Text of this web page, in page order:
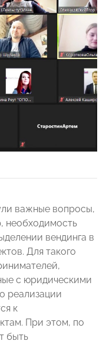
важные вопросы,
необходимость
вендинга в
Для такого
с юридическими
реализации
к
При этом, по
быть